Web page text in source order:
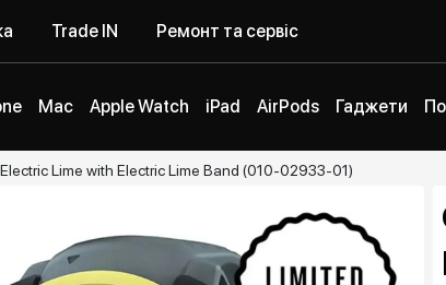
Trade IN Ремонт та сервіс
Mac Apple Watch iPad AirPods Гаджети
Lime with Electric Lime Band (010-02933-01)